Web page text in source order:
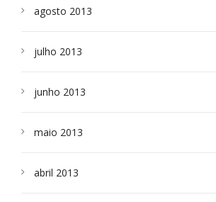
agosto 2013
julho 2013
junho 2013
maio 2013
abril 2013